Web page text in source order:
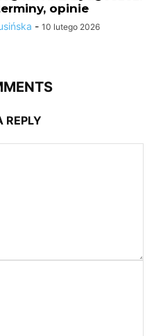
opinie
- 10 lutego 2026
REPLY